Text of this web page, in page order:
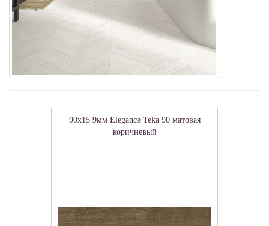
90x15 9мм Elegance Teka 90 матовая
коричневый